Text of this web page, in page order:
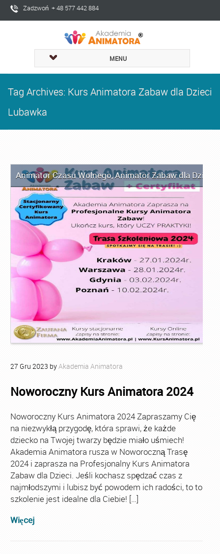
Zadzwoń + 48 577 442 884
MENU
Tag Archives: Kurs Animatora Zabaw dla Dzieci
Lubawka
Animator Czasu Wolnego,Animator Zabaw dla Dzieci
27 Gru 2023 byAkademia Animatora
Noworoczny Kurs Animatora 2024
Noworoczny Kurs Animatora 2024 Zapraszamy Cię
na niezwykłą przygodę, która sprawi, że każde
dziecko na Twojej twarzy będzie miało uśmiech!
Akademia Animatora rusza w Noworoczną Trasę
2024 i zaprasza na Profesjonalny Kurs Animatora
Zabaw dla Dzieci. Jeśli kochasz spędzać czas z
najmłodszymi i lubisz być powodem ich radości, to to
szkolenie jest idealne dla Ciebie! […]
Więcej